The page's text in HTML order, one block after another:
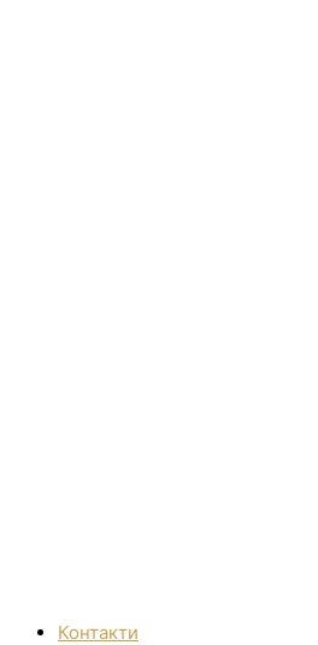
Контакти